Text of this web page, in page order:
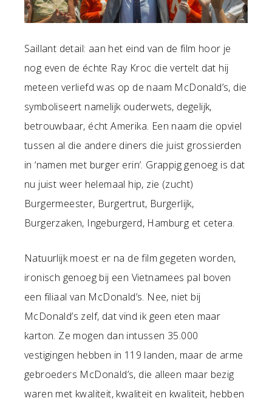
Saillant detail: aan het eind van de film hoor je
nog even de échte Ray Kroc die vertelt dat hij
meteen verliefd was op de naam McDonald’s, die
symboliseert namelijk ouderwets, degelijk,
betrouwbaar, écht Amerika. Een naam die opviel
tussen al die andere diners die juist grossierden
in ‘namen met burger erin’. Grappig genoeg is dat
nu juist weer helemaal hip, zie (zucht)
Burgermeester, Burgertrut, Burgerlijk,
Burgerzaken, Ingeburgerd, Hamburg et cetera.
Natuurlijk moest er na de film gegeten worden,
ironisch genoeg bij een Vietnamees pal boven
een filiaal van McDonald’s. Nee, niet bij
McDonald’s zelf, dat vind ik geen eten maar
karton. Ze mogen dan intussen 35.000
vestigingen hebben in 119 landen, maar de arme
gebroeders McDonald’s, die alleen maar bezig
waren met kwaliteit, kwaliteit en kwaliteit, hebben